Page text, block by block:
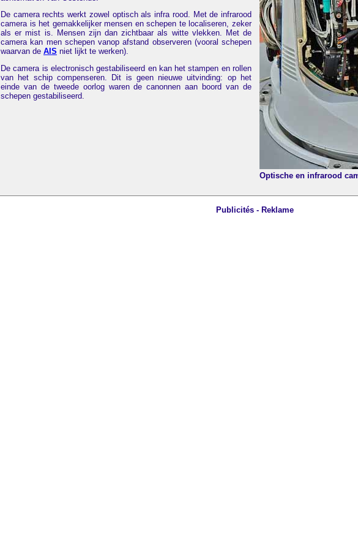
Optische en infrarood
De camera rechts werkt zowel optisch als infra rood. Met de infrarood
camera is het gemakkelijker mensen en schepen te localiseren, zeker
als er mist is. Mensen zijn dan zichtbaar als witte vlekken. Met de
camera kan men schepen vanop afstand observeren (vooral schepen
waarvan de AIS niet lijkt te werken).
De camera is electronisch gestabiliseerd en kan het stampen en rollen
van het schip compenseren. Dit is geen nieuwe uitvinding: op het
einde van de tweede oorlog waren de canonnen aan boord van de
schepen gestabiliseerd.
Publicités - Reklame